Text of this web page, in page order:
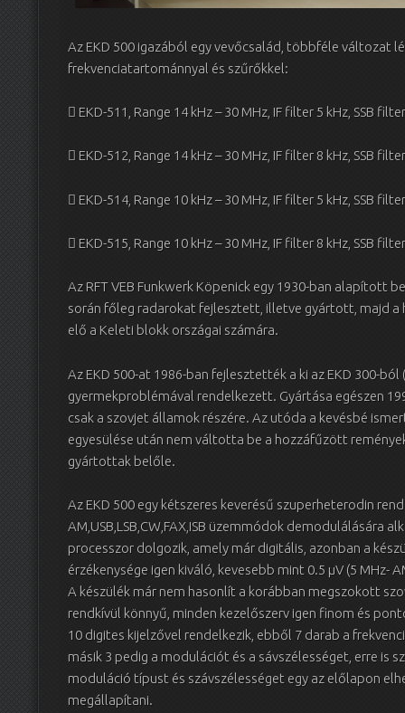
Az EKD 500 igazából egy vevőcsalád, többféle változat
frekvenciatartománnyal és szűrőkkel:
 EKD-511, Range 14 kHz – 30 MHz, IF filter 5 kHz, SSB
 EKD-512, Range 14 kHz – 30 MHz, IF filter 8 kHz, SSB
 EKD-514, Range 10 kHz – 30 MHz, IF filter 5 kHz, SSB
 EKD-515, Range 10 kHz – 30 MHz, IF filter 8 kHz, SSB
Az RFT VEB Funkwerk Köpenick egy 1930-ban alapított
során főleg radarokat fejlesztett, illetve gyártott, majd
elő a Keleti blokk országai számára.
Az EKD 500-at 1986-ban fejlesztették a ki az EKD 300-
gyermekproblémával rendelkezett. Gyártása egészen
csak a szovjet államok részére. Az utóda a kevésbé
egyesülése után nem váltotta be a hozzáfűzött
gyártottak belőle.
Az EKD 500 egy kétszeres keverésű szuperheterodin
AM,USB,LSB,CW,FAX,ISB üzemmódok demodulálására
processzor dolgozik, amely már digitális, azonban a
érzékenysége igen kiváló, kevesebb mint 0.5 µV (5 MHz-
A készülék már nem hasonlít a korábban megszokott
rendkívül könnyű, minden kezelőszerv igen finom és
10 digites kijelzővel rendelkezik, ebből 7 darab a
másik 3 pedig a modulációt és a sávszélességet, erre is
moduláció típust és szávszélességet egy az előlapon
megállapítani.